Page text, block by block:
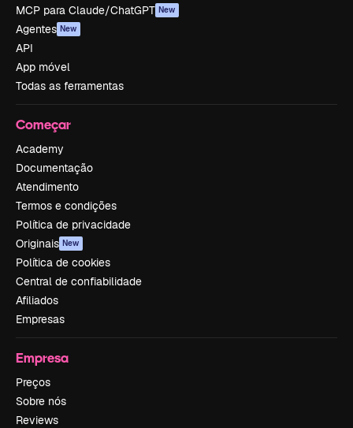
MCP para Claude/ChatGPT New
Agentes New
API
App móvel
Todas as ferramentas
Começar
Academy
Documentação
Atendimento
Termos e condições
Política de privacidade
Originais New
Política de cookies
Central de confiabilidade
Afiliados
Empresas
Empresa
Preços
Sobre nós
Reviews